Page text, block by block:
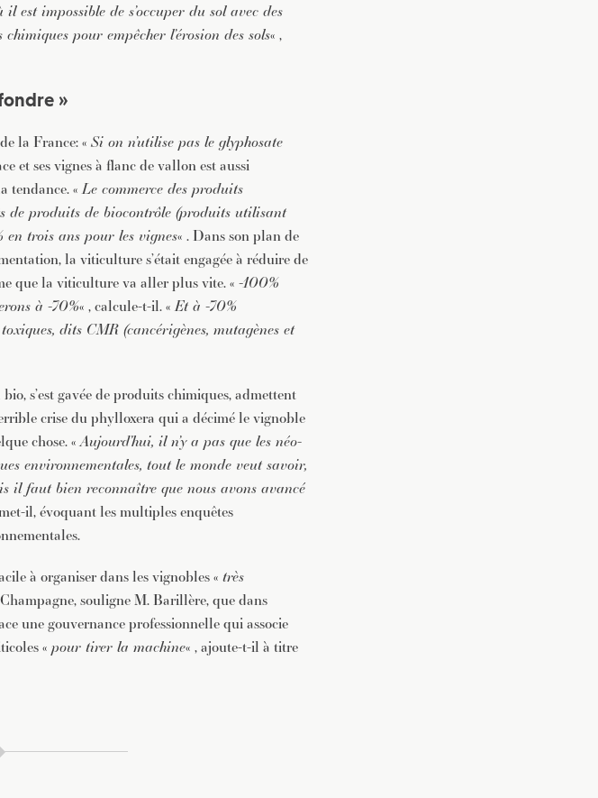
est impossible de s’occuper du sol avec des
pour empêcher l’érosion des sols« ,
»
la France: « Si on n’utilise pas le glyphosate
et ses vignes à flanc de vallon est aussi
tendance. «Le commerce des produits
de produits de biocontrôle (produits utilisant
en trois ans pour les vignes« . Dans son plan de
la viticulture s’était engagée à réduire de
que la viticulture va aller plus vite. « -100%
à -70%« , calcule-t-il. «Et à -70%
dits CMR (cancérigènes, mutagènes et
s’est gavée de produits chimiques, admettent
crise du phylloxera qui a décimé le vignoble
chose. «Aujourd’hui, il n’y a pas que les néo-
environnementales, tout le monde veut savoir,
il faut bien reconnaître que nous avons avancé
il, évoquant les multiples enquêtes
à organiser dans les vignobles « très
souligne M. Barillère, que dans
une gouvernance professionnelle qui associe
« pour tirer la machine« , ajoute-t-il à titre